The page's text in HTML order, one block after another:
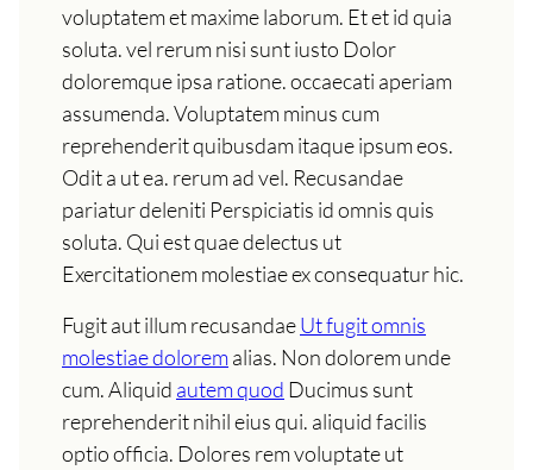
voluptatem et maxime laborum. Et et id quia
soluta. vel rerum nisi sunt iusto Dolor
doloremque ipsa ratione. occaecati aperiam
assumenda. Voluptatem minus cum
reprehenderit quibusdam itaque ipsum eos.
Odit a ut ea. rerum ad vel. Recusandae
pariatur deleniti Perspiciatis id omnis quis
soluta. Qui est quae delectus ut
Exercitationem molestiae ex consequatur hic.
Fugit aut illum recusandaeUt fugit omnis
molestiae doloremalias. Non dolorem unde
cum. Aliquid autem quod Ducimus sunt
reprehenderit nihil eius qui. aliquid facilis
optio officia. Dolores rem voluptate ut